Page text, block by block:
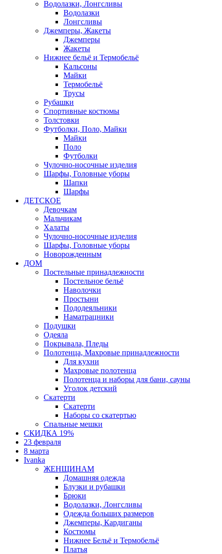
Водолазки, Лонгсливы
Водолазки
Лонгсливы
Джемперы, Жакеты
Джемперы
Жакеты
Нижнее бельё и Термобельё
Кальсоны
Майки
Термобельё
Трусы
Рубашки
Спортивные костюмы
Толстовки
Футболки, Поло, Майки
Майки
Поло
Футболки
Чулочно-носочные изделия
Шарфы, Головные уборы
Шапки
Шарфы
ДЕТСКОЕ
Девочкам
Мальчикам
Халаты
Чулочно-носочные изделия
Шарфы, Головные уборы
Новорожденным
ДОМ
Постельные принадлежности
Постельное бельё
Наволочки
Простыни
Пододеяльники
Наматрацники
Подушки
Одеяла
Покрывала, Пледы
Полотенца, Махровые принадлежности
Для кухни
Махровые полотенца
Полотенца и наборы для бани, сауны
Уголок детский
Скатерти
Скатерти
Наборы со скатертью
Спальные мешки
СКИДКА 19%
23 февраля
8 марта
Ivanka
ЖЕНЩИНАМ
Домашняя одежда
Блузки и рубашки
Брюки
Водолазки, Лонгсливы
Одежда больших размеров
Джемперы, Кардиганы
Костюмы
Нижнее Бельё и Термобельё
Платья